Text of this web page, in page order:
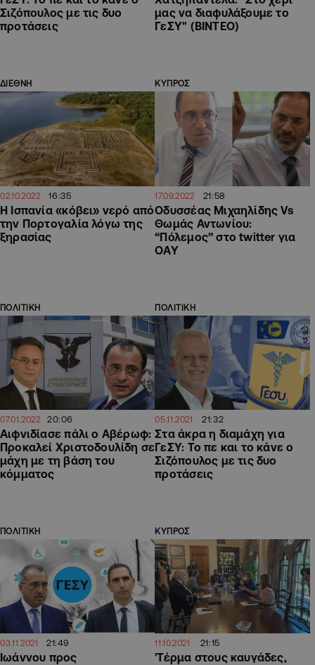
Σιζόπουλος με τις δυο
προτάσεις
μας να διαφυλάξουμε το
ΓεΣΥ" (ΒΙΝΤΕΟ)
ΔΙΕΘΝΗ
02.10.2022 16:35
Η Ισπανία «κόβει» νερό από
την Πορτογαλία λόγω της
ξηρασίας
ΚΥΠΡΟΣ
17.09.2022 21:58
Οδυσσέας Μιχαηλίδης Vs
Θωμάς Αντωνίου:
“Πόλεμος” στο twitter για
ΟΑΥ
ΠΟΛΙΤΙΚΗ
07.01.2022 20:06
Αιφνιδίασε πάλι ο Αβέρωφ:
Προκαλεί Χριστοδουλίδη σε
μάχη με τη βάση του
κόμματος
ΠΟΛΙΤΙΚΗ
05.11.2021 21:32
Στα άκρα η διαμάχη για
ΓεΣΥ: Το πε και το κάνε ο
Σιζόπουλος με τις δυο
προτάσεις
ΠΟΛΙΤΙΚΗ
03.11.2021 21:49
Ιωάννου προς
ΚΥΠΡΟΣ
11.10.2021 21:15
'Τέρμα στους καυγάδες,